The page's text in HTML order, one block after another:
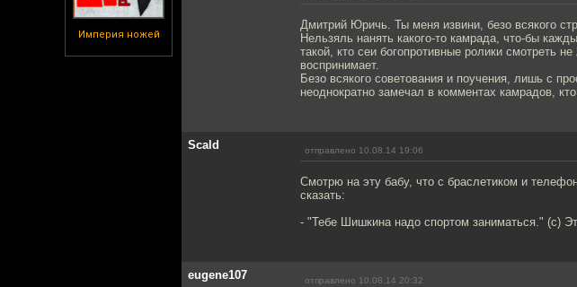
Империя ножей
Дмитрий Юричь. Ты меня извини, безо всякого
Нельзяль нанять какого-то камрада, что-бы
такой, кто сеи богопротивные ролики смотреть
воспринимает.
Безо всякого советования и поучения, лишь с
неоднократно замечал в комментах камрадов,
Scald отправлено 10.08.14 19:06
Смотрю на эту бабу, что с браслетиком и
сказать:
- "Тебе Шишкина надо спортом заниматься." (с)
eugene107 отправлено 10.08.14 20:32